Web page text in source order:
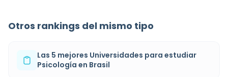
Otros rankings del mismo tipo
Las 5 mejores Universidades para estudiar
Psicología en Brasil